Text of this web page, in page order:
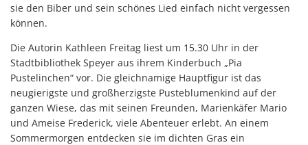
sie den Biber und sein schönes Lied einfach nicht vergessen
können.
Die Autorin Kathleen Freitag liest um 15.30 Uhr in der
Stadtbibliothek Speyer aus ihrem Kinderbuch „Pia
Pustelinchen“ vor. Die gleichnamige Hauptfigur ist das
neugierigste und großherzigste Pusteblumenkind auf der
ganzen Wiese, das mit seinen Freunden, Marienkäfer Mario
und Ameise Frederick, viele Abenteuer erlebt. An einem
Sommermorgen entdecken sie im dichten Gras ein